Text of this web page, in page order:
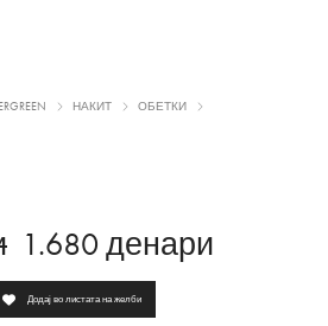
НАКИТ
ОБЕТКИ
1.680 денари
Додај во листата на желби